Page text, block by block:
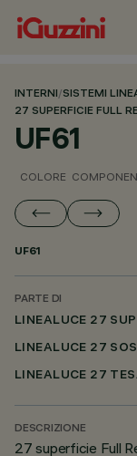
INTERNI/SISTEMI
27 SUPERFICIE FULL
UF61
COLORE
UF61
PARTE DI
LINEALUCE 27
LINEALUCE 27
LINEALUCE 27
DESCRIZIONE
27 superficie Full